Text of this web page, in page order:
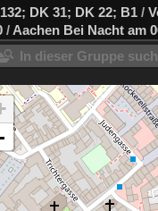
DK 31; DK 22; B1 /
/ Aachen Bei Nacht am
In dieser Gruppe